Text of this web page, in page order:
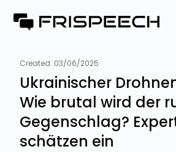
Created: 03/06/2025
Ukrainischer
Wie brutal wird der
Gegenschlag?
schätzen ein